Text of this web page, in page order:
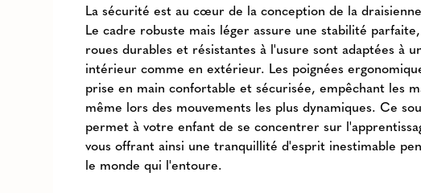
La sécurité est au cœur de la conception de la draisienne
Le cadre robuste mais léger assure une stabilité
roues durables et résistantes à l'usure sont adaptées à
intérieur comme en extérieur. Les poignées
prise en main confortable et sécurisée, empêchant les
même lors des mouvements les plus dynamiques. Ce
permet à votre enfant de se concentrer sur
vous offrant ainsi une tranquillité d'esprit inestimable
le monde qui l'entoure.